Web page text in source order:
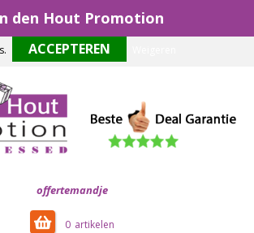
den Hout Promotion
offertemandje
0
te laten functioneren maken wij gebruik van